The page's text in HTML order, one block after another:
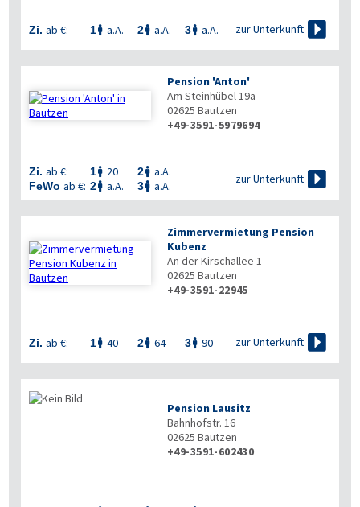
Zi. ab €: 1 a.A. 2 a.A. 3 a.A. zur Unterkunft 
Pension 'Anton'
Am Steinhübel 19a
02625 Bautzen
+49-3591-5979694
Zi. ab €: 1 20 2 a.A.
FeWo ab €: 2 a.A. 3 a.A.
zur Unterkunft 
Zimmervermietung Pension
Kubenz
An der Kirschallee 1
02625 Bautzen
+49-3591-22945
Zi. ab €: 1 40 2 64 3 90 zur Unterkunft 
Pension Lausitz
Bahnhofstr. 16
02625 Bautzen
+49-3591-602430